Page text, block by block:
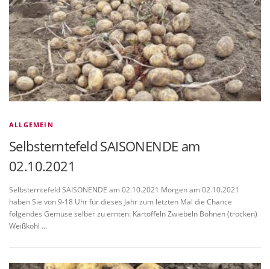
ALLGEMEIN
Selbsterntefeld SAISONENDE am
02.10.2021
Selbsterntefeld SAISONENDE am 02.10.2021 Morgen am 02.10.2021
haben Sie von 9-18 Uhr für dieses Jahr zum letzten Mal die Chance
folgendes Gemüse selber zu ernten: Kartoffeln Zwiebeln Bohnen (trocken)
Weißkohl …